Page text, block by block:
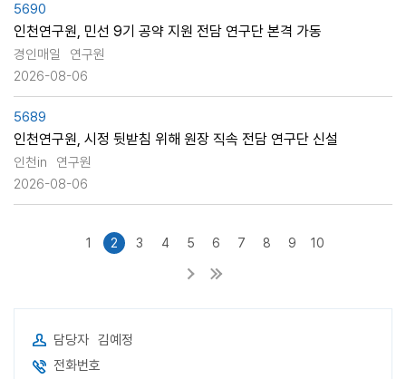
5690
인천연구원, 민선 9기 공약 지원 전담 연구단 본격 가동
경인매일
연구원
2026-08-06
5689
인천연구원, 시정 뒷받침 위해 원장 직속 전담 연구단 신설
인천in
연구원
2026-08-06
1 2 3 4 5 6 7 8 9 10
담당자 김예정
전화번호